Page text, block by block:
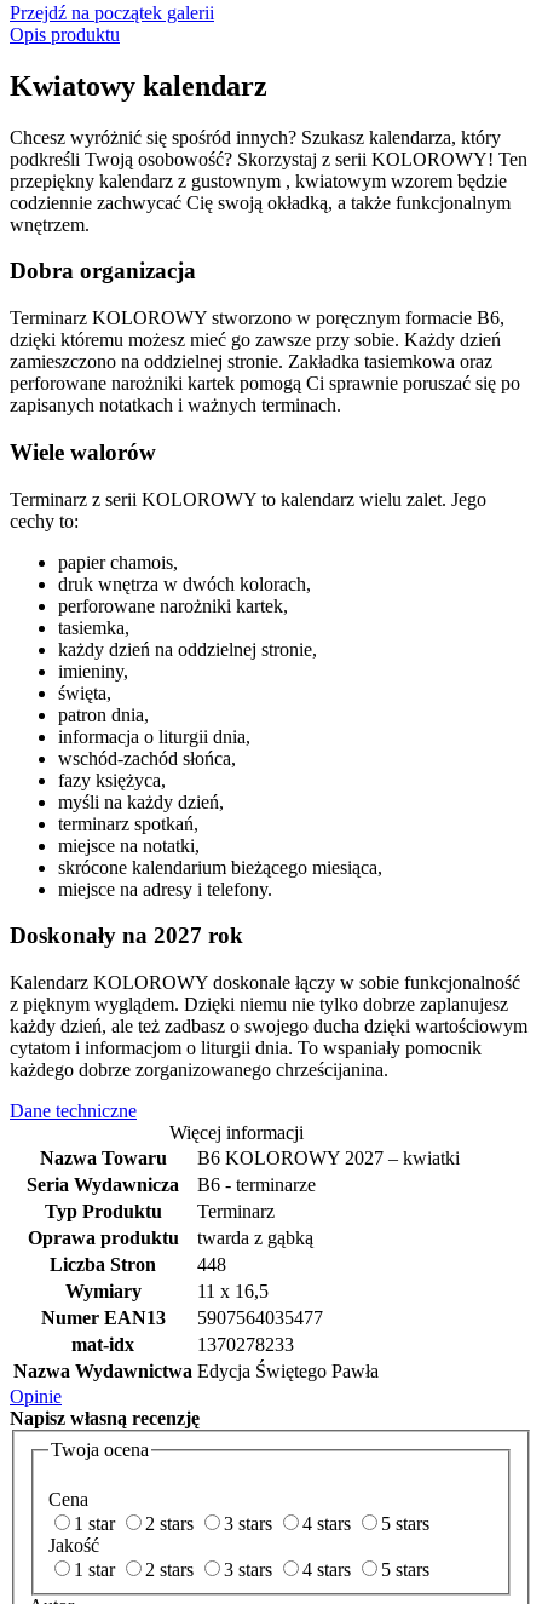
Przejdź na początek galerii
Opis produktu
Kwiatowy kalendarz
Chcesz wyróżnić się spośród innych? Szukasz kalendarza, który
podkreśli Twoją osobowość? Skorzystaj z serii KOLOROWY! Ten
przepiękny kalendarz z gustownym , kwiatowym wzorem będzie
codziennie zachwycać Cię swoją okładką, a także funkcjonalnym
wnętrzem.
Dobra organizacja
Terminarz KOLOROWY stworzono w poręcznym formacie B6,
dzięki któremu możesz mieć go zawsze przy sobie. Każdy dzień
zamieszczono na oddzielnej stronie. Zakładka tasiemkowa oraz
perforowane narożniki kartek pomogą Ci sprawnie poruszać się po
zapisanych notatkach i ważnych terminach.
Wiele walorów
Terminarz z serii KOLOROWY to kalendarz wielu zalet. Jego
cechy to:
papier chamois,
druk wnętrza w dwóch kolorach,
perforowane narożniki kartek,
tasiemka,
każdy dzień na oddzielnej stronie,
imieniny,
święta,
patron dnia,
informacja o liturgii dnia,
wschód-zachód słońca,
fazy księżyca,
myśli na każdy dzień,
terminarz spotkań,
miejsce na notatki,
skrócone kalendarium bieżącego miesiąca,
miejsce na adresy i telefony.
Doskonały na 2027 rok
Kalendarz KOLOROWY doskonale łączy w sobie funkcjonalność
z pięknym wyglądem. Dzięki niemu nie tylko dobrze zaplanujesz
każdy dzień, ale też zadbasz o swojego ducha dzięki wartościowym
cytatom i informacjom o liturgii dnia. To wspaniały pomocnik
każdego dobrze zorganizowanego chrześcijanina.
Dane techniczne
Więcej informacji
Nazwa Towaru
B6 KOLOROWY 2027 – kwiatki
Seria Wydawnicza
B6 - terminarze
Typ Produktu
Terminarz
Oprawa produktu
twarda z gąbką
Liczba Stron
448
Wymiary
11 x 16,5
Numer EAN13
5907564035477
mat-idx
1370278233
Nazwa Wydawnictwa Edycja Świętego Pawła
Opinie
Napisz własną recenzję
Twoja ocena
Cena
1 star
2 stars 3 stars 4 stars
5 stars
Jakość
1 star
2 stars 3 stars 4 stars
5 stars